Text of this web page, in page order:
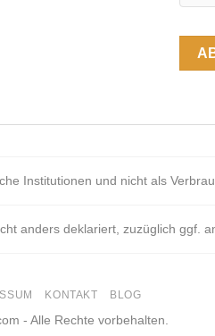
Institutionen und nicht als
anders deklariert, zuzüglich ggf.
KONTAKT BLOG
- Alle Rechte vorbehalten.